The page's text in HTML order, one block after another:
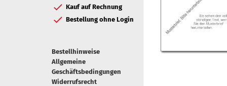
Kauf auf Rechnung
Bestellung ohne Login
Bestellhinweise
Allgemeine
Geschäftsbedingungen
Widerrufsrecht